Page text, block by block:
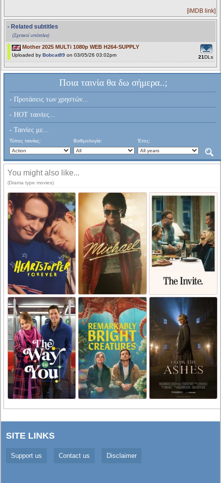
[iMDB link]
- Related subtitles
(Σχετικοί υπότιτλοι)
Mother 2025 MULTi 1080p WEB H264-SUPPLY
Uploaded by Bobcat89 on 03/05/26 03:02pm 21DLs
Ποια ταινία θα δω σήμερα..;
- Προτάσεις των χρηστών...
- HOT ταινίες...
- Ταινίες με...
Τύπος ταινίας: Βαθμολογία: Έτος:
You might also like...
(Drama type movies)
SITE LINKS
Support us Contact us Disclaimer